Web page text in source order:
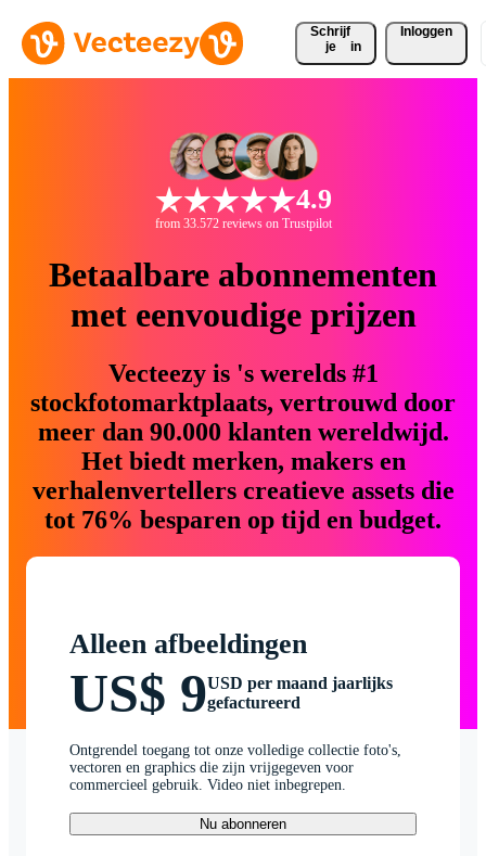
Schrijf
je
in
Inloggen
4.9
from 33.572 reviews on Trustpilot
Betaalbare abonnementen
met eenvoudige prijzen
Vecteezy is 's werelds #1
stockfotomarktplaats, vertrouwd door
meer dan 90.000 klanten wereldwijd.
Het biedt merken, makers en
verhalenvertellers creatieve assets die
tot 76% besparen op tijd en budget.
Alleen afbeeldingen
US$ 9USD per maand jaarlijks
gefactureerd
Ontgrendel toegang tot onze volledige collectie foto's,
vectoren en graphics die zijn vrijgegeven voor
commercieel gebruik. Video niet inbegrepen.
Nu abonneren